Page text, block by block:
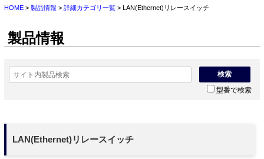
HOME
各種ダウンロード
HOME> 製品情報 > 詳細カテゴリ一覧> LAN(Ethernet)リレースイッチ
製品情報
検索
型番で検索
LAN(Ethernet)リレースイッチ